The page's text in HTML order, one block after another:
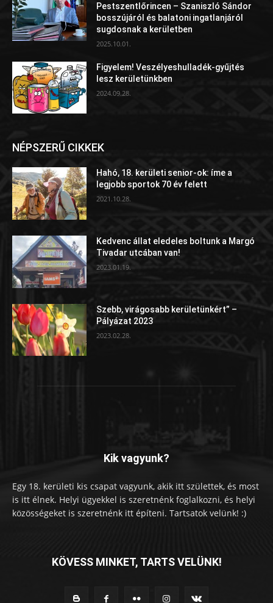
Pestszentlőrincen – Szaniszló Sándor
bosszújáról és balatoni ingatlanjáról
sugdosnak a kerületben
2025.10.01.
Figyelem! Veszélyeshulladék-gyűjtés
lesz kerületünkben
2024.09.28.
NÉPSZERŰ CIKKEK
Hahó, 18. kerületi senior-ok: íme a
legjobb sportok 70 év felett
2021.10.28.
Kedvenc állat eledeles boltunk a Margó
Tivadar utcában van!
2023.01.19.
Szebb, virágosabb kerületünkért” –
Pályázat 2023
2023.02.28.
Kik vagyunk?
Egy 18. kerületi kis csapat vagyunk, akik itt születtek, és most
is itt élnek. Helyi ügyekkel is szeretnénk foglalkozni, és helyi
közösségeket is szeretnénk itt építeni. Tartsatok velünk! :)
KÖVESS MINKET, TARTS VELÜNK!